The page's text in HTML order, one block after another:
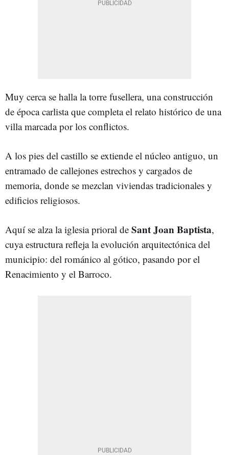
Muy cerca se halla la torre fusellera, una construcción
de época carlista que completa el relato histórico de una
villa marcada por los conflictos.
A los pies del castillo se extiende el núcleo antiguo, un
entramado de callejones estrechos y cargados de
memoria, donde se mezclan viviendas tradicionales y
edificios religiosos.
Aquí se alza la iglesia prioral de Sant Joan Baptista,
cuya estructura refleja la evolución arquitectónica del
municipio: del románico al gótico, pasando por el
Renacimiento y el Barroco.